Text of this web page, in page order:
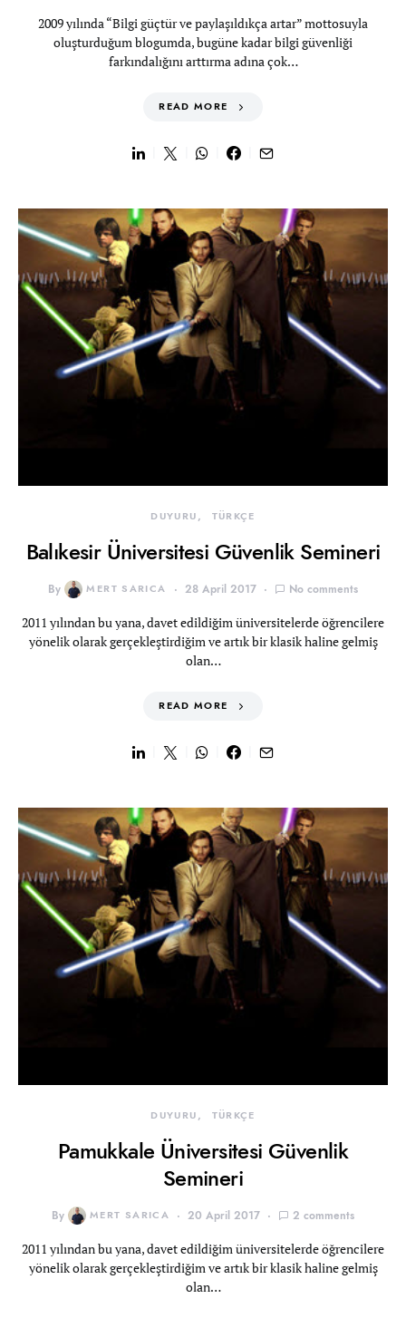
2009 yılında “Bilgi güçtür ve paylaşıldıkça artar” mottosuyla
oluşturduğum blogumda, bugüne kadar bilgi güvenliği
farkındalığını arttırma adına çok…
READ MORE
DUYURU TÜRKÇE
Balıkesir Üniversitesi Güvenlik Semineri
By MERT SARICA 28 April 2017 No comments
2011 yılından bu yana, davet edildiğim üniversitelerde öğrencilere
yönelik olarak gerçekleştirdiğim ve artık bir klasik haline gelmiş
olan…
READ MORE
DUYURU TÜRKÇE
Pamukkale Üniversitesi Güvenlik
Semineri
By MERT SARICA 20 April 2017 2 comments
2011 yılından bu yana, davet edildiğim üniversitelerde öğrencilere
yönelik olarak gerçekleştirdiğim ve artık bir klasik haline gelmiş
olan…